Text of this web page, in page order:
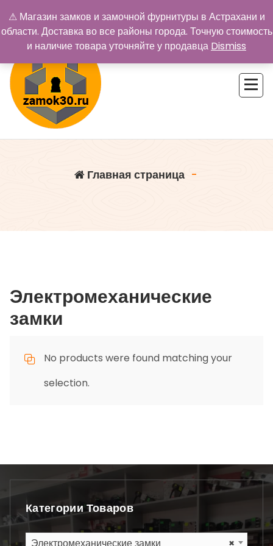
содержимому
Главная страница-
Электромеханические
замки
No products were found matching your
selection.
Категории Товаров
⚠ Магазин замков и замочной фурнитуры в Астрахани и
области. Доставка во все районы города. Точную стоимость
и наличие товара уточняйте у продавца Dismiss